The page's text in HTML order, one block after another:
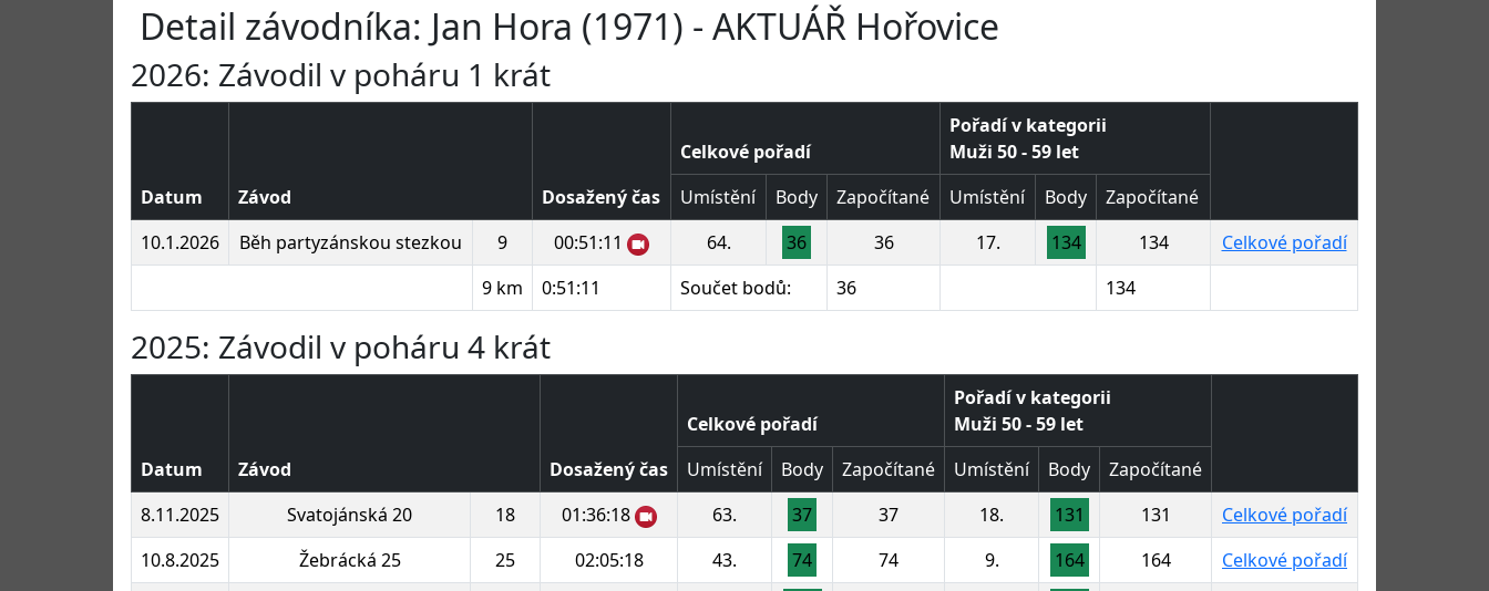
Detail závodníka: Jan Hora (1971) - AKTUÁŘ Hořovice
2026: Závodil v poháru 1 krát
Datum Závod Dosažený čas
Celkové pořadí
Pořadí v kategorii
Muži 50 - 59 let
Umístění
Body Započítané Umístění Body
Započítané
10.1.2026
Běh partyzánskou stezkou 9 00:51:11 64. 36 36 17. 134 134
Celkové pořadí
9 km
0:51:11 Součet bodů: 36 134
2025: Závodil v poháru 4 krát
Datum Závod Dosažený čas
Celkové pořadí
Pořadí v kategorii
Muži 50 - 59 let
Umístění
Body Započítané Umístění Body
Započítané
8.11.2025
Svatojánská 20 18 01:36:18 63. 37 37 18. 131 131
Celkové pořadí
10.8.2025
Žebrácká 25 25 02:05:18 43. 74 74 9. 164 164
Celkové pořadí